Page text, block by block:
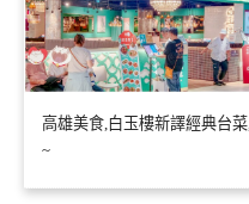
高雄美食,白玉樓新譯經典台
~